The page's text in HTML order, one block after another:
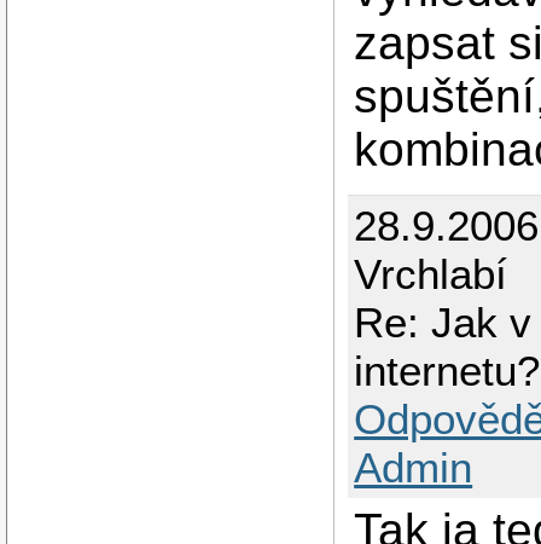
zapsat
Vrchlabí
Re: Jak
internetu?
Admin
Tak ja